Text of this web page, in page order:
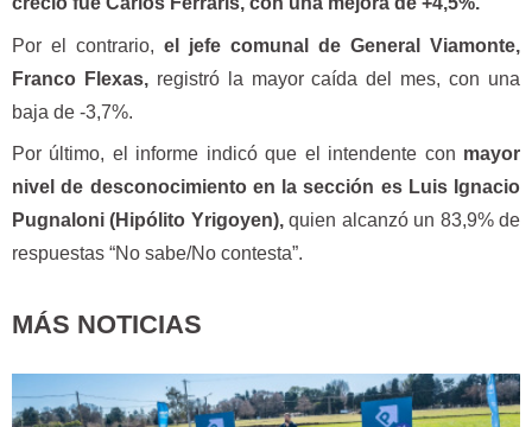
Por el contrario, el jefe comunal de General Viamonte,
Franco Flexas, registró la mayor caída del mes, con una
baja de -3,7%.
Por último, el informe indicó que el intendente con mayor
nivel de desconocimiento en la sección es Luis Ignacio
Pugnaloni (Hipólito Yrigoyen),quien alcanzó un 83,9% de
respuestas “No sabe/No contesta”.
MÁS NOTICIAS